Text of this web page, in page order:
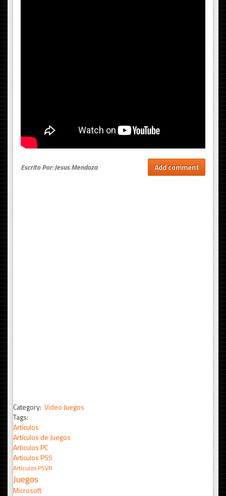
Escrito Por: Jesus Mendoza Add comment
Category: Video Juegos
Tags:
Artículos
Artículos de Juegos
Articulos PC
Articulos PS5
Artículos PSVR
Juegos
Microsoft